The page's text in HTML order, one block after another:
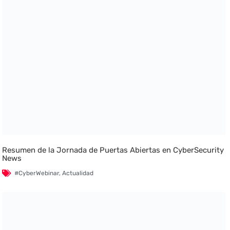
Resumen de la Jornada de Puertas Abiertas en CyberSecurity
News
#CyberWebinar,Actualidad